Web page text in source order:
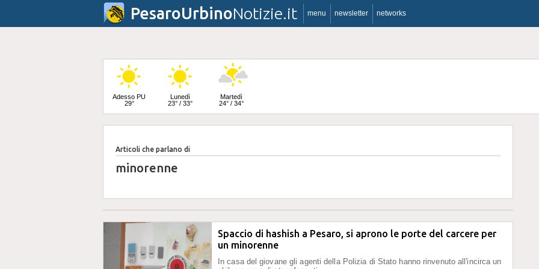
PesaroUrbinoNotizie.it menu newsletter networks
Adesso PU
29°
Lunedì
23° / 33°
Martedì
24° / 34°
Mercoledì
24° / 33°
Articoli che parlano di
minorenne
Spaccio di hashish a Pesaro, si aprono le porte del carcere per
un minorenne
In casa del giovane gli agenti della Polizia di Stato hanno rinvenuto all'incirca un